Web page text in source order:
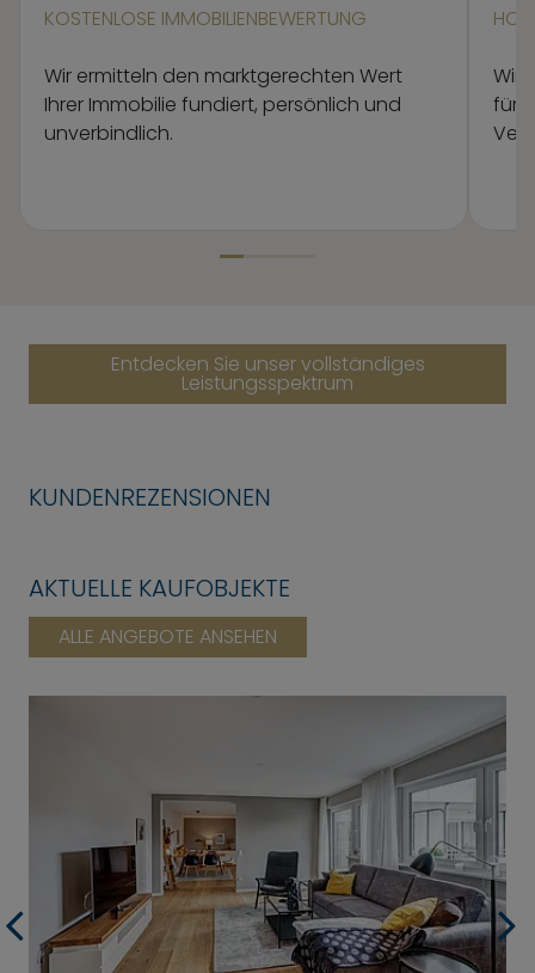
KOSTENLOSE IMMOBILIENBEWERTUNG
Wir ermitteln den marktgerechten Wert
Ihrer Immobilie fundiert, persönlich und
unverbindlich.
Wir
für
Entdecken Sie unser vollständiges
Leistungsspektrum
KUNDENREZENSIONEN
AKTUELLE KAUFOBJEKTE
ALLE ANGEBOTE ANSEHEN